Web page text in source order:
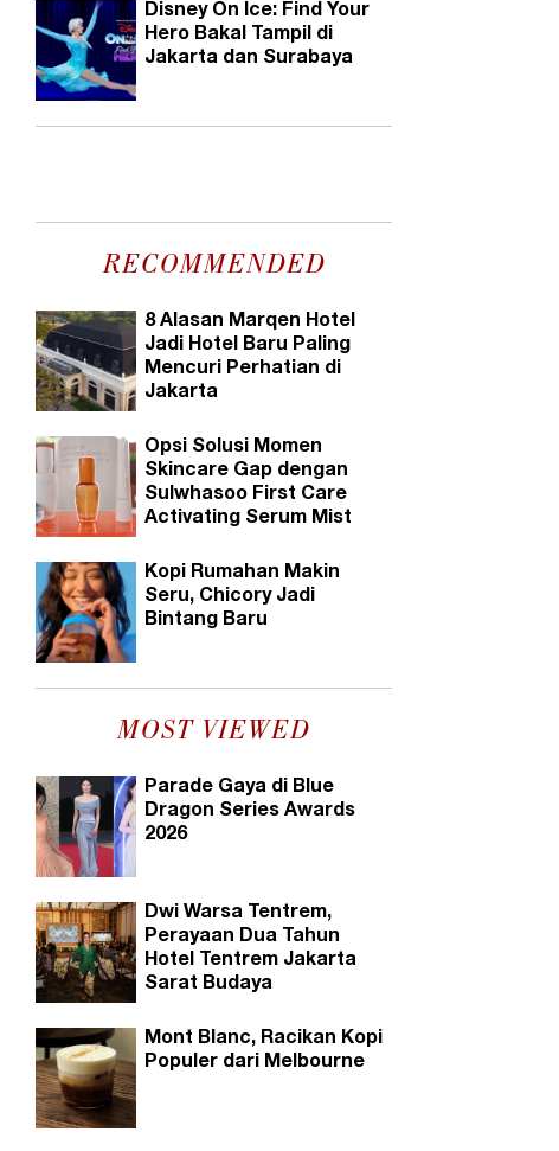
Disney On Ice: Find Your
Hero Bakal Tampil di
Jakarta dan Surabaya
RECOMMENDED
8 Alasan Marqen Hotel
Jadi Hotel Baru Paling
Mencuri Perhatian di
Jakarta
Opsi Solusi Momen
Skincare Gap dengan
Sulwhasoo First Care
Activating Serum Mist
Kopi Rumahan Makin
Seru, Chicory Jadi
Bintang Baru
MOST VIEWED
Parade Gaya di Blue
Dragon Series Awards
2026
Dwi Warsa Tentrem,
Perayaan Dua Tahun
Hotel Tentrem Jakarta
Sarat Budaya
Mont Blanc, Racikan Kopi
Populer dari Melbourne